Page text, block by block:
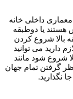
داخلی خانه
هستند یا دوطبقه
بالا شروع کردن
دارید می توانید
شروع شود مانند
گرفتن تمام جهان
نگذارید.